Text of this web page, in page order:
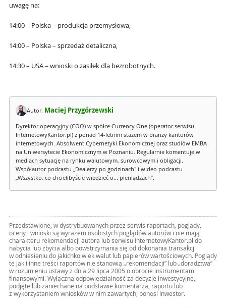
uwagę na:
14:00 – Polska – produkcja przemysłowa,
14:00 – Polska – sprzedaż detaliczna,
14:30 – USA – wnioski o zasiłek dla bezrobotnych.
Autor: Maciej Przygórzewski
Dyrektor operacyjny (COO) w spółce Currency One (operator serwisu
InternetowyKantor.pl) z ponad 14-letnim stażem w branży kantorów
internetowych. Absolwent Cybernetyki Ekonomicznej oraz studiów EMBA
na Uniwersytecie Ekonomicznym w Poznaniu. Regularnie komentuje w
mediach sytuację na rynku walutowym, surowcowym i obligacji.
Współautor podcastu „Dealerzy po godzinach" i wideo podcastu
„Wszystko, co chcielibyście wiedzieć o... pieniądzach”.
Przedstawione, w dystrybuowanych przez serwis raportach, poglądy,
oceny i wnioski są wyrazem osobistych poglądów autorów i nie mają
charakteru rekomendacji autora lub serwisu InternetowyKantor.pl do
nabycia lub zbycia albo powstrzymania się od dokonania transakcji
w odniesieniu do jakichkolwiek walut lub papierów wartościowych. Poglądy
te jak i inne treści raportów nie stanowią „rekomendacji” lub „doradztwa”
w rozumieniu ustawy z dnia 29 lipca 2005 o obrocie instrumentami
finansowymi. Wyłączną odpowiedzialność za decyzje inwestycyjne,
podjęte lub zaniechane na podstawie komentarza, raportu lub
z wykorzystaniem wniosków w nim zawartych, ponosi inwestor.